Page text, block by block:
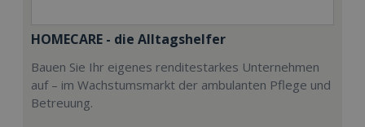
HOMECARE - die Alltagshelfer
Bauen Sie Ihr eigenes renditestarkes Unternehmen
auf – im Wachstumsmarkt der ambulanten Pflege und
Betreuung.